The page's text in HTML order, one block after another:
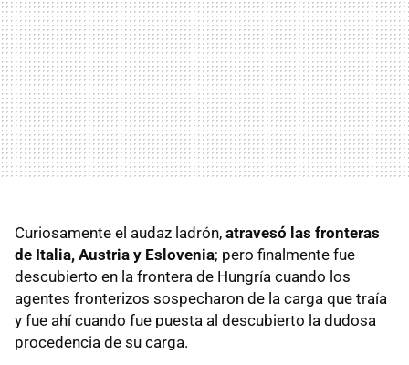
Curiosamente el audaz ladrón, atravesó las fronteras
de Italia, Austria y Eslovenia; pero finalmente fue
descubierto en la frontera de Hungría cuando los
agentes fronterizos sospecharon de la carga que traía
y fue ahí cuando fue puesta al descubierto la dudosa
procedencia de su carga.